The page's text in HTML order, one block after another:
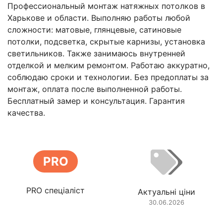
Профессиональный монтаж натяжных потолков в
Харькове и области. Выполняю работы любой
сложности: матовые, глянцевые, сатиновые
потолки, подсветка, скрытые карнизы, установка
светильников. Также занимаюсь внутренней
отделкой и мелким ремонтом. Работаю аккуратно,
соблюдаю сроки и технологии. Без предоплаты за
монтаж, оплата после выполненной работы.
Бесплатный замер и консультация. Гарантия
качества.
PRO
PRO спеціаліст Актуальні ціни
30.06.2026